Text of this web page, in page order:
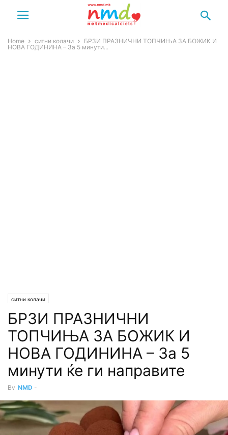
Home ситни колачи
БРЗИ ПРАЗНИЧНИ ТОПЧИЊА ЗА БОЖИК И
НОВА ГОДИНИНА – За 5 минути...
ситни колачи
БРЗИ ПРАЗНИЧНИ
ТОПЧИЊА ЗА БОЖИК И
НОВА ГОДИНИНА – За 5
минути ќе ги направите
By NMD -